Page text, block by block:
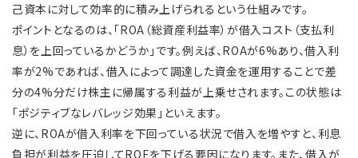
己資本に対して効率的に積み上げられるという仕組みです。
ポイントとなるのは、「ROA（総資産利益率）が借入コスト（支払利
息）を上回っているかどうか」です。例えば、ROAが6%あり、借入利
率が2%であれば、借入によって調達した資金を運用することで差
分の4%分だけ株主に帰属する利益が上乗せされます。この状態は
「ポジティブなレバレッジ効果」といえます。
逆に、ROAが借入利率を下回っている状況で借入を増やすと、利息
負担が利益を圧迫してROEを下げる要因になります。また、借入が